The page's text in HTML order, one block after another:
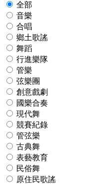
全部
音樂
合唱
鄉土歌謠
舞蹈
行進樂隊
管樂
弦樂團
創意戲劇
國樂合奏
現代舞
競賽紀錄
管弦樂
古典舞
表藝教育
民俗舞
原住民歌謠